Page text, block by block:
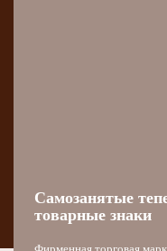
Самозанятые
товарные знаки